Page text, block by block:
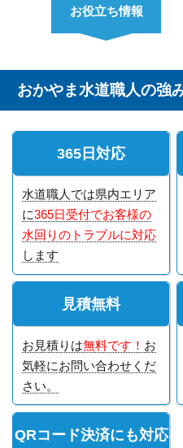
お役立ち情報
おかやま水道職人の強
365日対応
水道職人では県内エリア
に365日受付でお客様の
水回りのトラブルに対応
します
見積無料
お見積りは無料です！ お
気軽にお問い合わせくだ
さい。
QRコード決済にも対応